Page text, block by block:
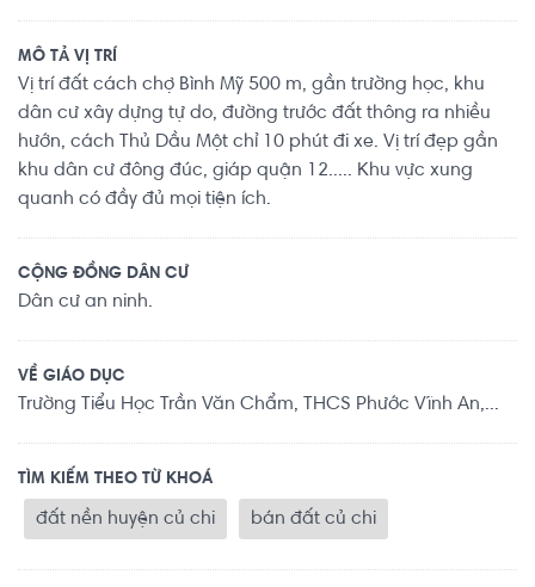
MÔ TẢ VỊ TRÍ
Vị trí đất cách chợ Bình Mỹ 500 m, gần trường học, khu
dân cư xây dựng tự do, đường trước đất thông ra nhiều
hướn, cách Thủ Dầu Một chỉ 10 phút đi xe. Vị trí đẹp gần
khu dân cư đông đúc, giáp quận 12..... Khu vực xung
quanh có đầy đủ mọi tiện ích.
CỘNG ĐỒNG DÂN CƯ
Dân cư an ninh.
VỀ GIÁO DỤC
Trường Tiểu Học Trần Văn Chẩm, THCS Phước Vĩnh An,...
TÌM KIẾM THEO TỪ KHOÁ
đất nền huyện củ chi bán đất củ chi